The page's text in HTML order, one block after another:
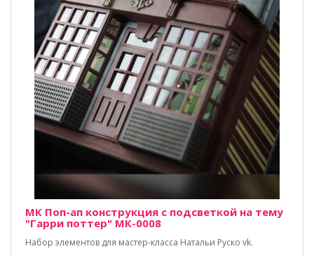
МК Поп-ап конструкция с подсветкой на тему
"Гарри поттер" МК-0008
Набор элементов для мастер-класса Натальи Руско vk.